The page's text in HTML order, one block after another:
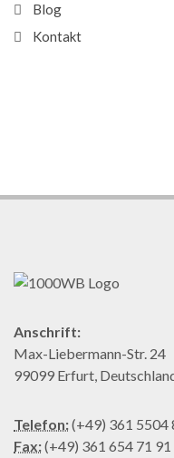
Blog
Kontakt
Anschrift:
Max-Liebermann-Str. 24
99099 Erfurt,
Telefon:(+49) 361 5504
Fax:(+49) 361 654 71 91